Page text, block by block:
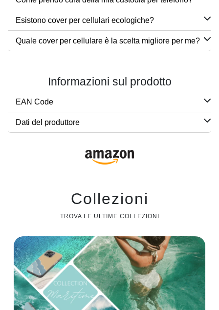
Esistono cover per cellulari ecologiche?
Quale cover per cellulare è la scelta migliore per me?
Informazioni sul prodotto
EAN Code
Dati del produttore
Collezioni
TROVA LE ULTIME COLLEZIONI